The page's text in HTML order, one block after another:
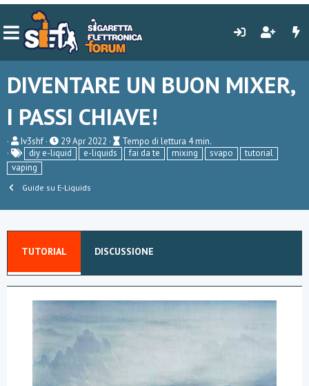
DIVENTARE UN BUON MIXER,
I PASSI CHIAVE!
A
u
t
o
Iv3shf
P
u
b
i
a
e
29 Apr 2022
T
e
m
e
t
r
a
Tempo di lettura 4 min.
T
a
g
diy e-liquid e-liquids fai da te mixing svapo
tutorial
vaping
Guide su E-Liquids
TUTORIAL DISCUSSIONE